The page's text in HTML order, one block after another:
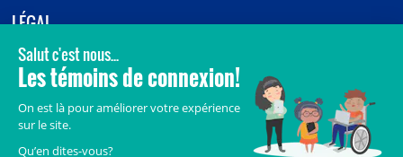
LÉGAL
© 2006-2026CHU Sainte-Justine.
Tous droits réservés.
Crédits
Accès aux documents des organismes publics